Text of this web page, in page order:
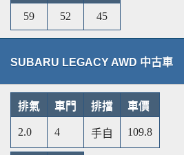
59
52 45
SUBARU LEGACY AWD 中古車
排氣 車門 排擋 車價
2.0 4 手自 109.8